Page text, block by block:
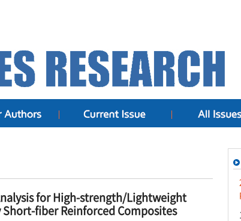
for High-strength/Lightweight
Short-fiber Reinforced Composites